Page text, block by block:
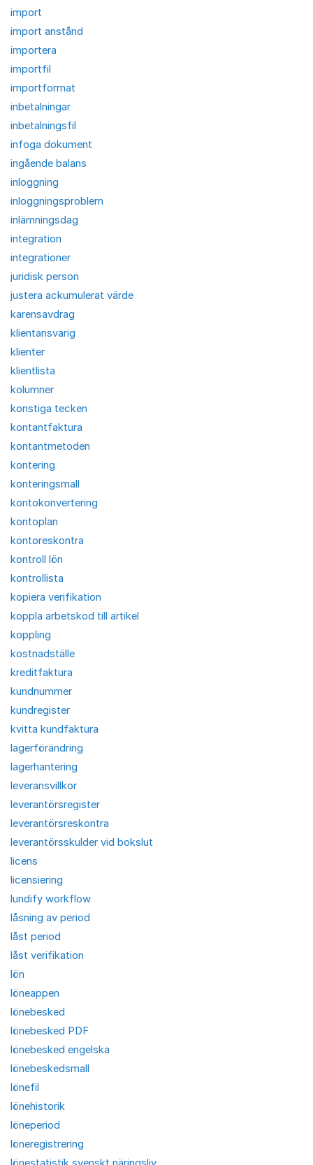
import
import anstånd
importera
importfil
importformat
inbetalningar
inbetalningsfil
infoga dokument
ingående balans
inloggning
inloggningsproblem
inlämningsdag
integration
integrationer
juridisk person
justera ackumulerat värde
karensavdrag
klientansvarig
klienter
klientlista
kolumner
konstiga tecken
kontantfaktura
kontantmetoden
kontering
konteringsmall
kontokonvertering
kontoplan
kontoreskontra
kontroll lön
kontrollista
kopiera verifikation
koppla arbetskod till artikel
koppling
kostnadställe
kreditfaktura
kundnummer
kundregister
kvitta kundfaktura
lagerförändring
lagerhantering
leveransvillkor
leverantörsregister
leverantörsreskontra
leverantörsskulder vid bokslut
licens
licensiering
lundify workflow
låsning av period
låst period
låst verifikation
lön
löneappen
lönebesked
lönebesked PDF
lönebesked engelska
lönebeskedsmall
lönefil
lönehistorik
löneperiod
löneregistrering